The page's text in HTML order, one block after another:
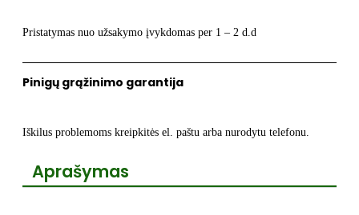
300W
Pristatymas nuo užsakymo įvykdomas per 1 – 2 d.d
Pinigų grąžinimo garantija
Iškilus problemoms kreipkitės el. paštu arba nurodytu telefonu.
Aprašymas